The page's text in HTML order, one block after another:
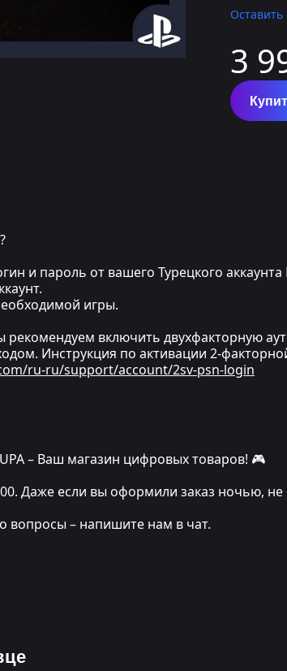
3
и пароль от вашего Турецкого
игры.
рекомендуем включить двухфакторную
Инструкция по активации 2-
ru-ru/support/account/2sv-psn-login
– Ваш магазин цифровых товаров! 🎮
Даже если вы оформили заказ ночью,
вопросы – напишите нам в чат.